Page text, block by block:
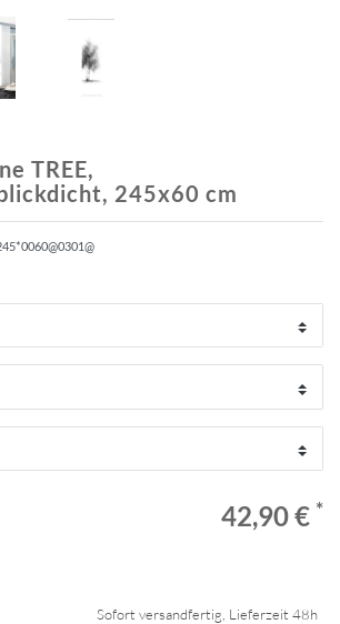
TREE,
245x60 cm
42,90 € *
Sofort versandfertig, Lieferzeit 48h